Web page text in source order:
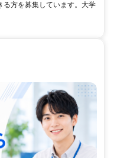
る方を募集しています。大学